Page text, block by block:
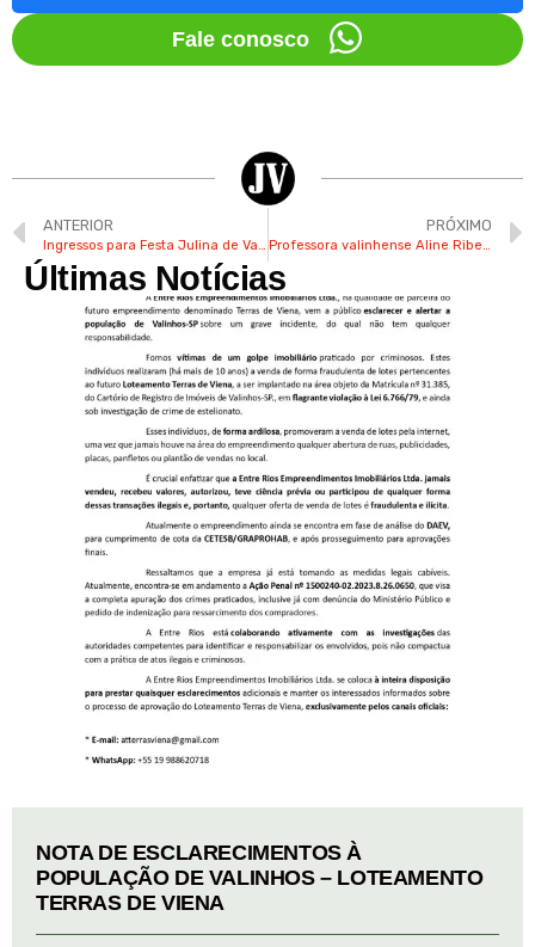
Fale conosco
ANTERIOR
Ingressos para Festa Julina de Valinhos estão à venda no Pq. Municipal
PRÓXIMO
Professora valinhense Aline Ribeiro lança obra “Nena Aprende a Imaginar”
Últimas Notícias
NOTA DE ESCLARECIMENTOS À
POPULAÇÃO DE VALINHOS – LOTEAMENTO
TERRAS DE VIENA